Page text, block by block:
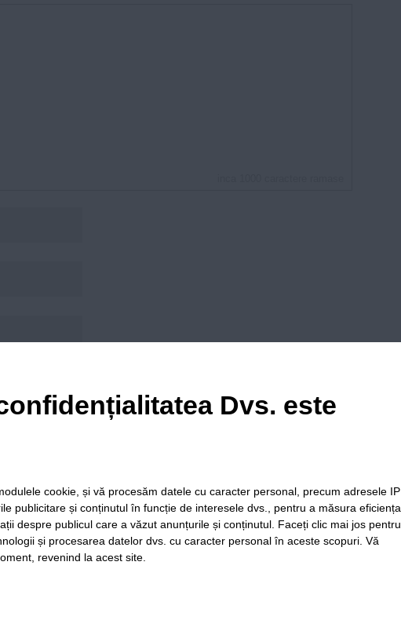
Redactia
Folosinta
Termeni si
Dvs. este
cookie, și vă procesăm datele cu caracter personal, precum adresele IP
publicitare și conținutul în funcție de interesele dvs., pentru a măsura eficiența
despre publicul care a văzut anunțurile și conținutul. Faceți clic mai jos pentru
și procesarea datelor dvs. cu caracter personal în aceste scopuri. Vă
revenind la acest site.